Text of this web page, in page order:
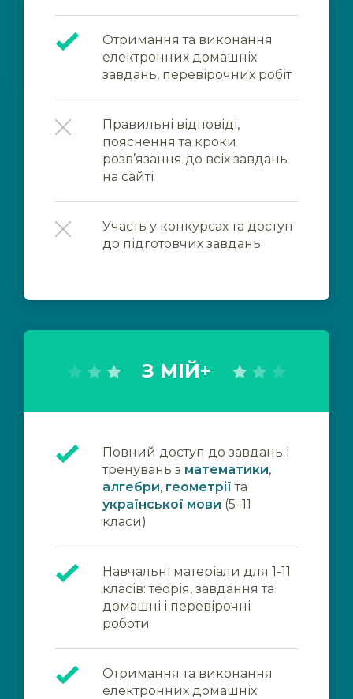
Отримання та виконання
електронних домашніх
завдань, перевірочних робіт
Правильні відповіді,
пояснення та кроки
розв’язання до всіх завдань
на сайті
Участь у конкурсах та доступ
до підготовчих завдань
З МІЙ+
Повний доступ до завдань і
тренувань з математики,
алгебри, геометрії та
української мови (5–11
класи)
Навчальні матеріали для 1-11
класів: теорія, завдання та
домашні і перевірочні
роботи
Отримання та виконання
електронних домашніх